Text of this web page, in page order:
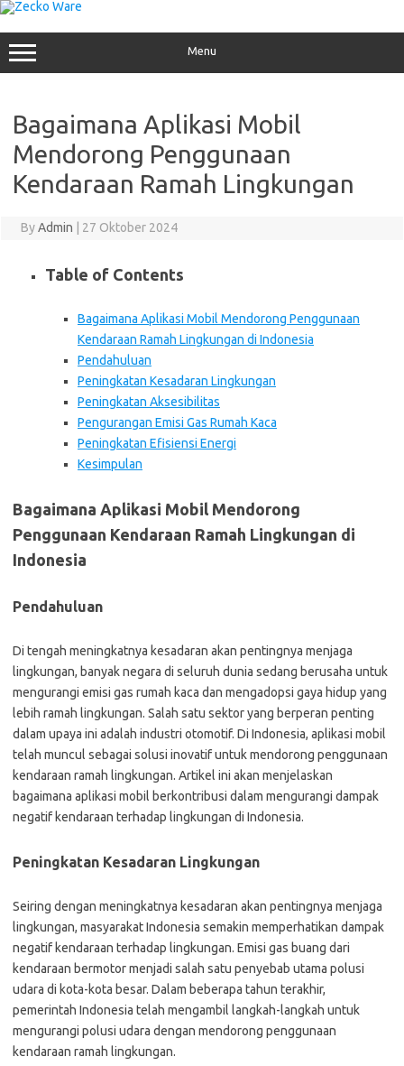
Skip
to
content
Menu
Bagaimana Aplikasi Mobil
Mendorong Penggunaan
Kendaraan Ramah Lingkungan
ByAdmin 27 Oktober 2024
Table of Contents
Bagaimana Aplikasi Mobil Mendorong Penggunaan
Kendaraan Ramah Lingkungan di Indonesia
Pendahuluan
Peningkatan Kesadaran Lingkungan
Peningkatan Aksesibilitas
Pengurangan Emisi Gas Rumah Kaca
Peningkatan Efisiensi Energi
Kesimpulan
Bagaimana Aplikasi Mobil Mendorong
Penggunaan Kendaraan Ramah Lingkungan di
Indonesia
Pendahuluan
Di tengah meningkatnya kesadaran akan pentingnya menjaga
lingkungan, banyak negara di seluruh dunia sedang berusaha untuk
mengurangi emisi gas rumah kaca dan mengadopsi gaya hidup yang
lebih ramah lingkungan. Salah satu sektor yang berperan penting
dalam upaya ini adalah industri otomotif. Di Indonesia, aplikasi mobil
telah muncul sebagai solusi inovatif untuk mendorong penggunaan
kendaraan ramah lingkungan. Artikel ini akan menjelaskan
bagaimana aplikasi mobil berkontribusi dalam mengurangi dampak
negatif kendaraan terhadap lingkungan di Indonesia.
Peningkatan Kesadaran Lingkungan
Seiring dengan meningkatnya kesadaran akan pentingnya menjaga
lingkungan, masyarakat Indonesia semakin memperhatikan dampak
negatif kendaraan terhadap lingkungan. Emisi gas buang dari
kendaraan bermotor menjadi salah satu penyebab utama polusi
udara di kota-kota besar. Dalam beberapa tahun terakhir,
pemerintah Indonesia telah mengambil langkah-langkah untuk
mengurangi polusi udara dengan mendorong penggunaan
kendaraan ramah lingkungan.